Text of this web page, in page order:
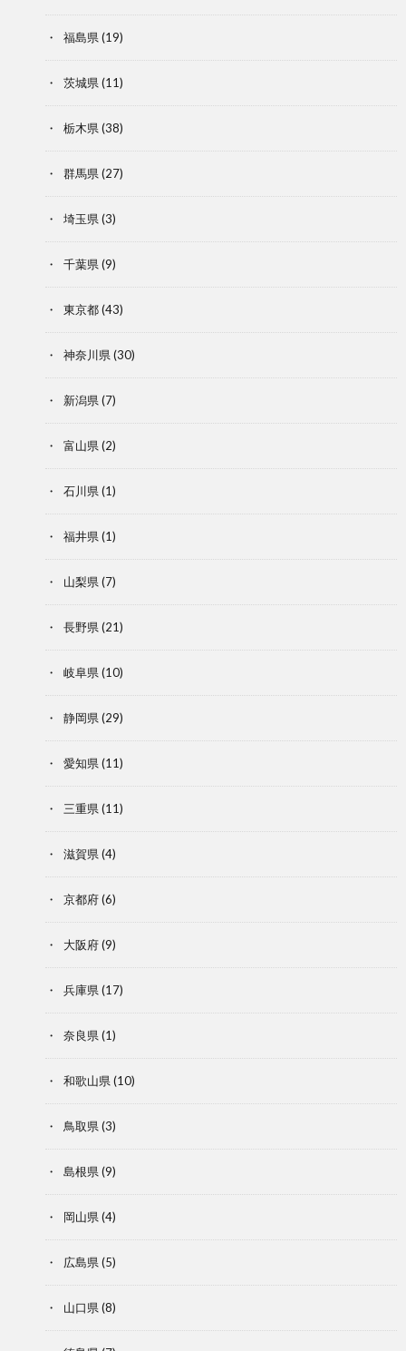
福島県(19)
茨城県(11)
栃木県(38)
群馬県(27)
埼玉県(3)
千葉県(9)
東京都(43)
神奈川県(30)
新潟県(7)
富山県(2)
石川県(1)
福井県(1)
山梨県(7)
長野県(21)
岐阜県(10)
静岡県(29)
愛知県(11)
三重県(11)
滋賀県(4)
京都府(6)
大阪府(9)
兵庫県(17)
奈良県(1)
和歌山県(10)
鳥取県(3)
島根県(9)
岡山県(4)
広島県(5)
山口県(8)